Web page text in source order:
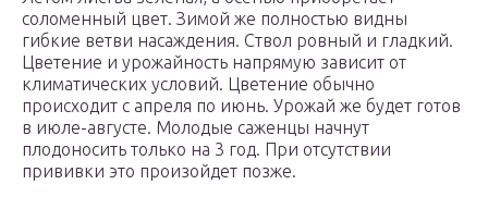
соломенный цвет. Зимой же полностью видны
гибкие ветви насаждения. Ствол ровный и гладкий.
Цветение и урожайность напрямую зависит от
климатических условий. Цветение обычно
происходит с апреля по июнь. Урожай же будет готов
в июле-августе. Молодые саженцы начнут
плодоносить только на 3 год. При отсутствии
прививки это произойдет позже.